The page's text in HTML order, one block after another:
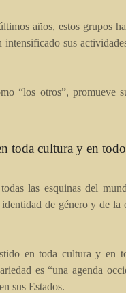
años, estos grupos
sus
“los otros”, promueve
toda cultura y en
las esquinas del
de género y de la
en toda cultura y en
es “una agenda
sus Estados.